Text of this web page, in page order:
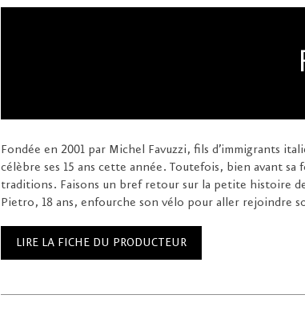
Fondée en 2001 par Michel Favuzzi, fils d’immigrants
célèbre ses 15 ans cette année. Toutefois, bien avant
traditions. Faisons un bref retour sur la petite histoire
Pietro, 18 ans, enfourche son vélo pour aller rejoindre
LIRE LA FICHE DU PRODUCTEUR